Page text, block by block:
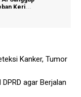
APR 28 2025
Kanker, Tumor
agar Berjalan